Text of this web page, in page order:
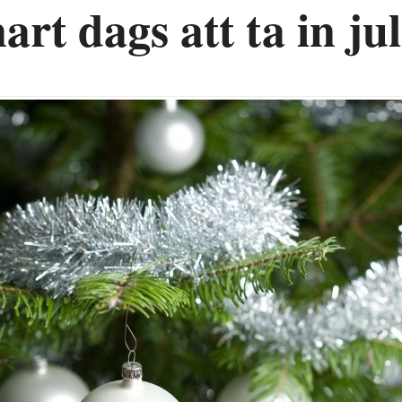
dags att ta in